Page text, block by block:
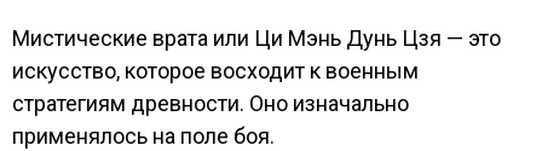
Мистические врата или Ци Мэнь Дунь Цзя — это
искусство, которое восходит к военным
стратегиям древности. Оно изначально
применялось на поле боя.